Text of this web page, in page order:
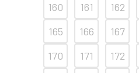
160
161 162
165
166 167
170
171 172